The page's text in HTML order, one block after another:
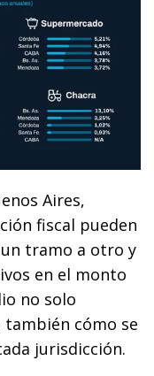
Aires,
fiscal pueden
tramo a otro y
en el monto
no solo
cómo se
jurisdicción.